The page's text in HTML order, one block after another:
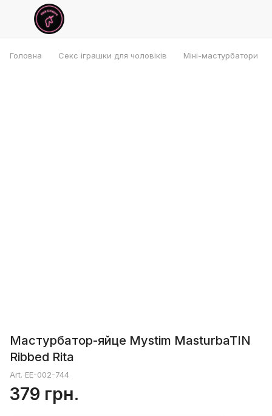
Головна Секс іграшки для чоловіків Міні-мастурбатори
Мастурбатор-яйце Mystim MasturbaTIN
Ribbed Rita
Art. EE-002-744
379 грн.